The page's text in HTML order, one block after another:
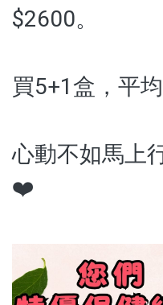
品牌
$2600。
買5+1盒，平
心動不如馬上
❤️